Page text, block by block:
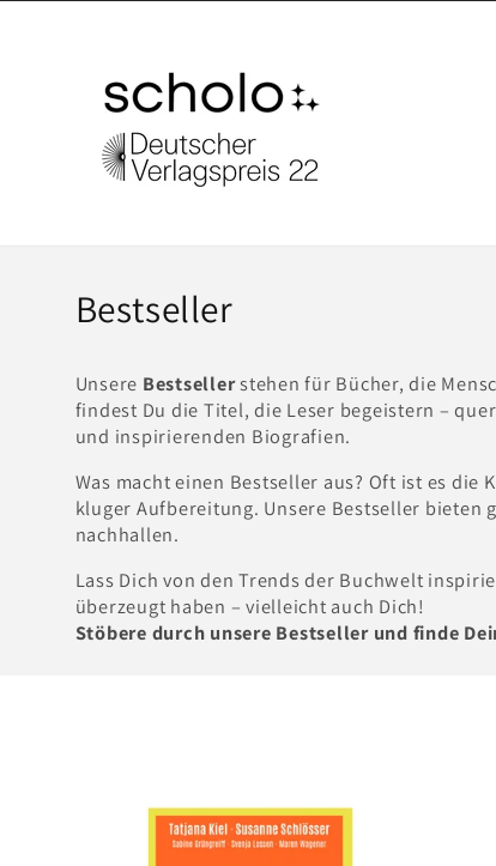
Direkt
K
t
e
g
o
r
i
Bestseller
Unsere Bestsellerstehen für Bücher, die
findest Du die Titel, die Leser begeistern –
und inspirierenden Biografien.
Was macht einen Bestseller aus? Oft ist es die
kluger Aufbereitung. Unsere Bestseller bieten
nachhallen.
Lass Dich von den Trends der Buchwelt
überzeugt haben – vielleicht auch Dich!
Stöbere durch unsere Bestseller und finde